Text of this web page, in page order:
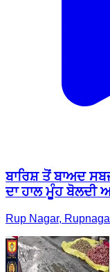
ਬਾਰਿਸ਼ ਤੋਂ ਬਾਅਦ
ਦਾ ਹਾਲ ਮੂੰਹ ਬੋਲਦੀ
Rup Nagar,